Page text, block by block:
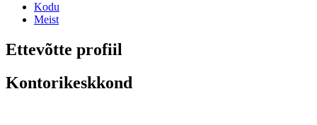
Kodu
Meist
Ettevõtte profiil
Kontorikeskkond